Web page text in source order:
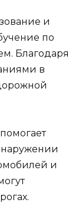
и
по
Благодаря
в
и